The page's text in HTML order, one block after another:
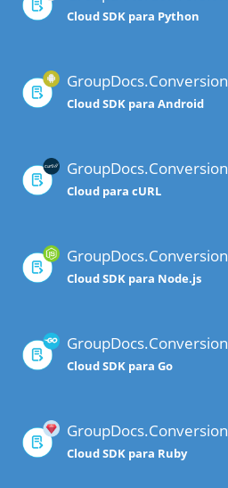
Cloud SDK para Python
GroupDocs.Conversion
Cloud SDK para Android
GroupDocs.Conversion
Cloud para cURL
GroupDocs.Conversion
Cloud SDK para Node.js
GroupDocs.Conversion
Cloud SDK para Go
GroupDocs.Conversion
Cloud SDK para Ruby